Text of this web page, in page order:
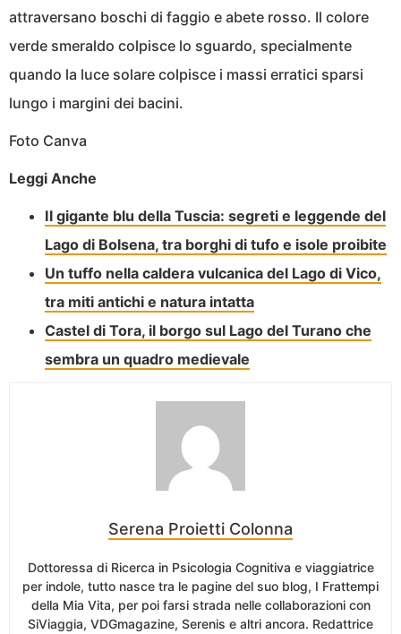
attraversano boschi di faggio e abete rosso. Il colore
verde smeraldo colpisce lo sguardo, specialmente
quando la luce solare colpisce i massi erratici sparsi
lungo i margini dei bacini.
Foto Canva
Leggi Anche
Il gigante blu della Tuscia: segreti e leggende del
Lago di Bolsena, tra borghi di tufo e isole proibite
Un tuffo nella caldera vulcanica del Lago di Vico,
tra miti antichi e natura intatta
Castel di Tora, il borgo sul Lago del Turano che
sembra un quadro medievale
Serena Proietti Colonna
Dottoressa di Ricerca in Psicologia Cognitiva e viaggiatrice
per indole, tutto nasce tra le pagine del suo blog, I Frattempi
della Mia Vita, per poi farsi strada nelle collaborazioni con
SiViaggia, VDGmagazine, Serenis e altri ancora. Redattrice